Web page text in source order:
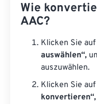
Wie
AAC?
Klicken Sie
auswählen“,
auszuwählen.
Klicken Sie
konvertieren“,